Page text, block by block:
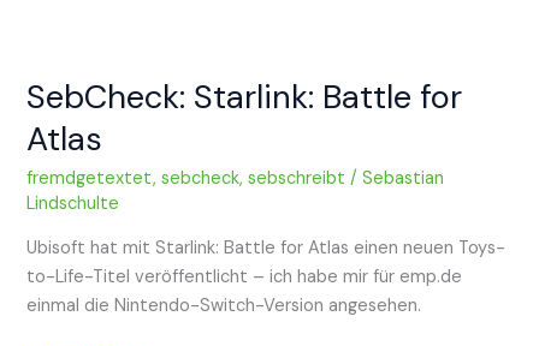
SebCheck: Starlink: Battle for
Atlas
fremdgetextet,sebcheck,sebschreibt /Sebastian
Lindschulte
Ubisoft hat mit Starlink: Battle for Atlas einen neuen Toys-
to-Life-Titel veröffentlicht – ich habe mir für emp.de
einmal die Nintendo-Switch-Version angesehen.